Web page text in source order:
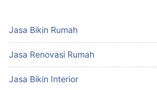
Jasa Bikin Rumah
Jasa Renovasi Rumah
Jasa Bikin Interior